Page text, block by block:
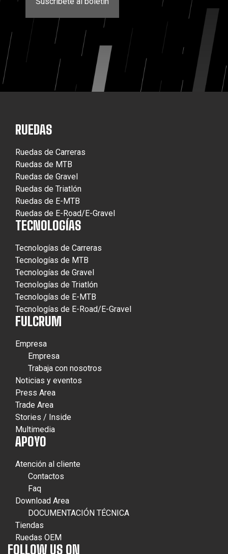
RUEDAS
Ruedas de Carreras
Ruedas de MTB
Ruedas de Gravel
Ruedas de Triatlón
Ruedas de E-MTB
Ruedas de E-Road/E-Gravel
TECNOLOGÍAS
Tecnologías de Carreras
Tecnologías de MTB
Tecnologías de Gravel
Tecnologías de Triatlón
Tecnologías de E-MTB
Tecnologías de E-Road/E-Gravel
FULCRUM
Empresa
Empresa
Trabaja con nosotros
Noticias y eventos
Press Area
Trade Area
Stories / Inside
Multimedia
APOYO
Atención al cliente
Contactos
Faq
Download Area
DOCUMENTACIÓN TÉCNICA
Tiendas
Ruedas OEM
FOLLOW US ON